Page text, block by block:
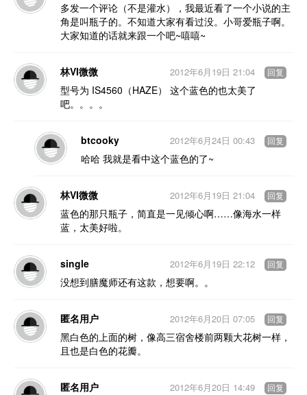
多发一个评论（不是灌水），我最近看了一个小说的主
角是叫瓶子的。不知道大家有看过没。小哥爱瓶子啊。
大家知道的话就来跟一个吧~嘻嘻~
林VI微微
型号为 IS4560（HAZE） 这个蓝色的也太美了
吧。。。。
2012年6月19日 21:04 回复
btcooky
哈哈 我就是看中这个蓝色的了~
2012年6月24日 00:43 回复
林VI微微
蓝色的那只瓶子，简直是一见倾心啊……像海水一样
蓝，太美好啦。
2012年6月19日 21:04 回复
single
没想到膳魔师还有这款，想要啊。。
2012年6月19日 22:12 回复
匿名用户
黑白色的上面的树，像高三宿舍楼前两颗大花树一样，
且也是白色的花瓣。
2012年6月20日 07:05 回复
匿名用户
2012年6月20日 14:49 回复